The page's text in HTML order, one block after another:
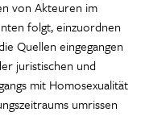
von Akteuren im
folgt, einzuordnen
Quellen eingegangen
juristischen und
mit Homosexualität
umrissen